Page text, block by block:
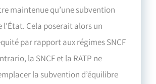
maintenue qu’une subvention
l’État. Cela poserait alors un
par rapport aux régimes SNCF
la SNCF et la RATP ne
la subvention d’équilibre